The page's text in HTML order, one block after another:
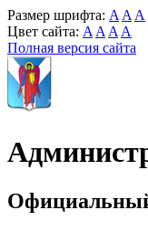
Размер шрифта: A A A
Цвет сайта: A A A A
Полная версия сайта